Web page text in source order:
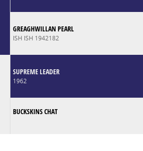
GREAGHWILLAN PEARL
ISH ISH 1942182
SUPREME LEADER
1962
BUCKSKINS CHAT